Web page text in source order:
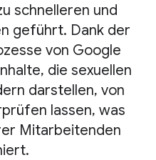
schnelleren und
geführt. Dank der
von Google
die sexuellen
darstellen, von
lassen, was
Mitarbeitenden